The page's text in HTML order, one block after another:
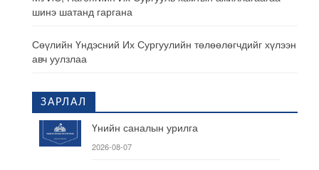
шинэ шатанд гаргана
Сөүлийн Үндэсний Их Сургуулийн төлөөлөгчдийг хүлээн
авч уулзлаа
ЗАРЛАЛ
Үнийн саналын урилга
2026-08-07